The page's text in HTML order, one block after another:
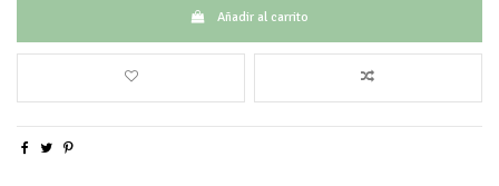
Añadir al carrito